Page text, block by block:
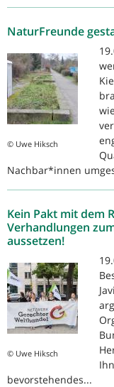
NaturFreunde
© Uwe Hiksch
Nachbar*innen
Kein Pakt mit dem
Verhandlungen
aussetzen!
© Uwe Hiksch
bevorstehendes...